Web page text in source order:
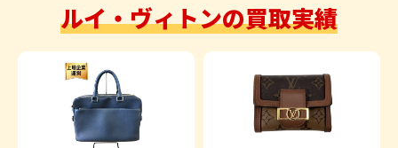
ルイ・ヴィトンの買取実績